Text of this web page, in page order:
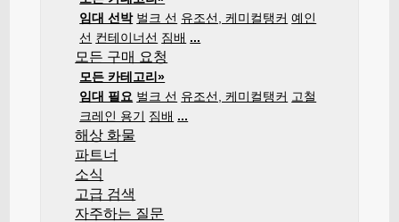
임대 선박 벌크 선 유조선, 케미컬탱커 예인
선 컨테이너선 짐배 ...
모든 구매 요청
모든 카테고리»
임대 필요 벌크 선 유조선, 케미컬탱커 고철
크레인 용기 짐배 ...
해상 화물
파트너
소식
고급 검색
자주하는 질문